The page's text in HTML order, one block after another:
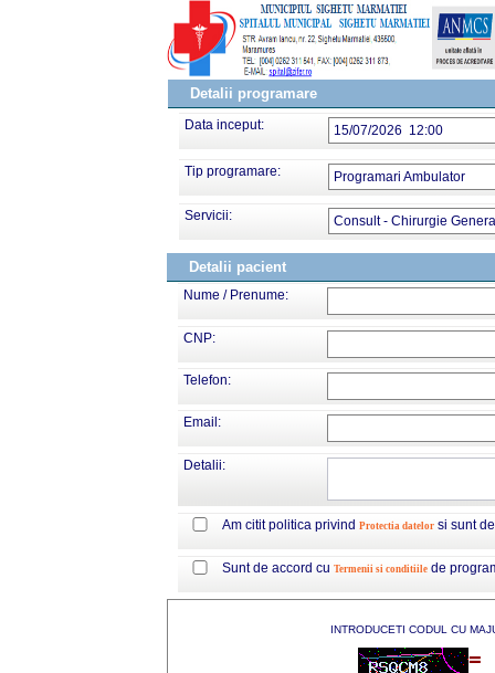
Detalii programare
Data inceput: 15/07/2026 12:00
Tip programare: Programari Ambulator
Servicii: Consult - Chirurgie
Detalii pacient
Nume / Prenume:
CNP:
Telefon:
Email:
Detalii:
Am citit politica privind Protectia datelor si sunt
Sunt de accord cu Termenii si conditiile de
INTRODUCETI CODUL CU
=